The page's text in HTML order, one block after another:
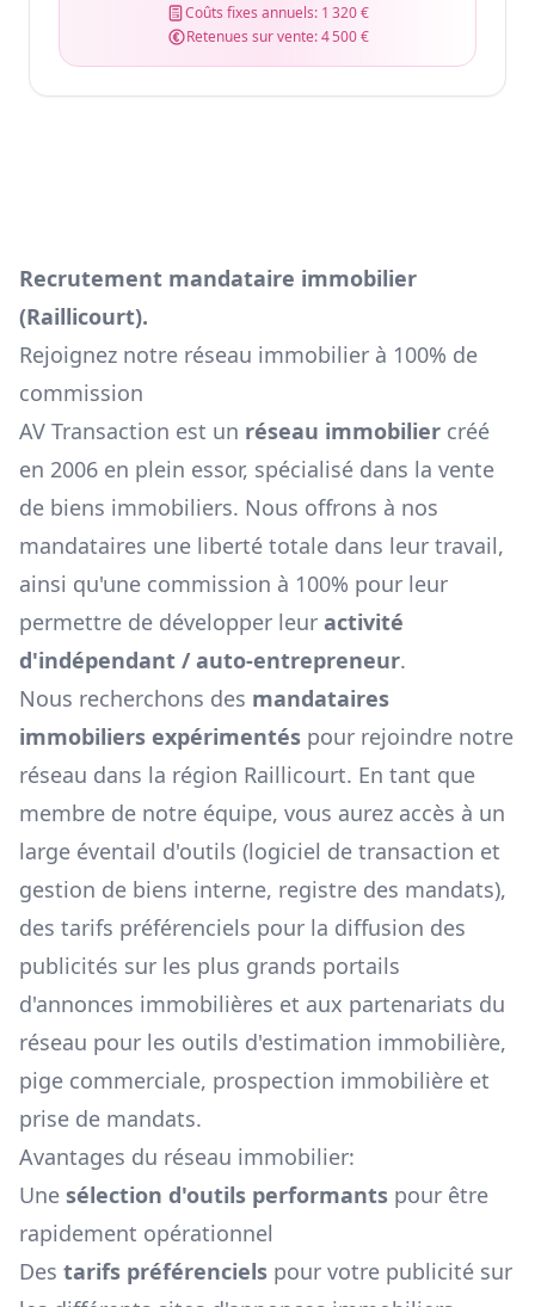
Coûts fixes annuels: 1 320 €
Retenues sur vente:4 500 €
Recrutement mandataire immobilier
(Raillicourt).
Rejoignez notre réseau immobilier à 100% de
commission
AV Transaction est un réseau immobilier créé
en 2006 en plein essor, spécialisé dans la vente
de biens immobiliers. Nous offrons à nos
mandataires une liberté totale dans leur travail,
ainsi qu'une commission à 100% pour leur
permettre de développer leur activité
d'indépendant / auto-entrepreneur.
Nous recherchons des mandataires
immobiliers expérimentés pour rejoindre notre
réseau dans la région Raillicourt. En tant que
membre de notre équipe, vous aurez accès à un
large éventail d'outils (logiciel de transaction et
gestion de biens interne, registre des mandats),
des tarifs préférenciels pour la diffusion des
publicités sur les plus grands portails
d'annonces immobilières et aux partenariats du
réseau pour les outils d'estimation immobilière,
pige commerciale, prospection immobilière et
prise de mandats.
Avantages du réseau immobilier:
Une sélection d'outils performants pour être
rapidement opérationnel
Des tarifs préférenciels pour votre publicité sur